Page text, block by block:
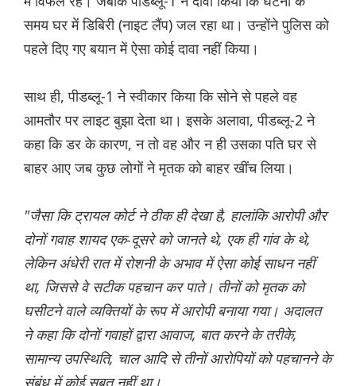
समय घर में डिबिरी (नाइट लैंप) जल रहा था। उन्होंने पुलिस को
पहले दिए गए बयान में ऐसा कोई दावा नहीं किया।
साथ ही, पीडब्लू-1 ने स्वीकार किया कि सोने से पहले वह
आमतौर पर लाइट बुझा देता था। इसके अलावा, पीडब्लू-2 ने
कहा कि डर के कारण, न तो वह और न ही उसका पति घर से
बाहर आए जब कुछ लोगों ने मृतक को बाहर खींच लिया।
"जैसा कि ट्रायल कोर्ट ने ठीक ही देखा है, हालांकि आरोपी और
दोनों गवाह शायद एक-दूसरे को जानते थे, एक ही गांव के थे,
लेकिन अंधेरी रात में रोशनी के अभाव में ऐसा कोई साधन नहीं
था, जिससे वे सटीक पहचान कर पाते। तीनों को मृतक को
घसीटने वाले व्यक्तियों के रूप में आरोपी बनाया गया। अदालत
ने कहा कि दोनों गवाहों द्वारा आवाज, बात करने के तरीके,
सामान्य उपस्थिति, चाल आदि से तीनों आरोपियों को पहचानने के